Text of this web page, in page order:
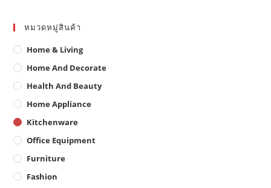
หมวดหมู่สินค้า
Home & Living
Home And Decorate
Health And Beauty
Home Appliance
Kitchenware
Office Equipment
Furniture
Fashion